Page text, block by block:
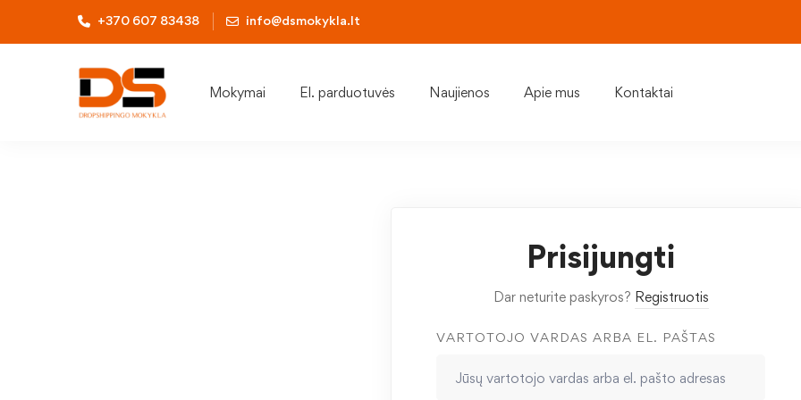
+370 607 83438 info@dsmokykla.lt
Mokymai El. parduotuvės Naujienos Apie mus Kontaktai
Prisijungti
Dar neturite paskyros? Registruotis
VARTOTOJO VARDAS ARBA EL. PAŠTAS